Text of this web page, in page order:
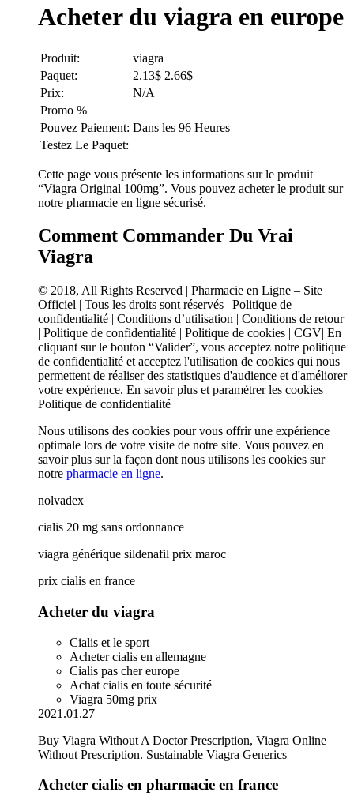
Acheter du viagra en europe
Produit:
viagra
Paquet:
2.13$ 2.66$
Prix:
N/A
Promo %
Pouvez Paiement: Dans les 96 Heures
Testez Le Paquet:
Cette page vous présente les informations sur le produit
“Viagra Original 100mg”. Vous pouvez acheter le produit sur
notre pharmacie en ligne sécurisé.
Comment Commander Du Vrai
Viagra
© 2018, All Rights Reserved | Pharmacie en Ligne – Site
Officiel | Tous les droits sont réservés | Politique de
confidentialité | Conditions d’utilisation | Conditions de retour
| Politique de confidentialité | Politique de cookies | CGV| En
cliquant sur le bouton “Valider”, vous acceptez notre politique
de confidentialité et acceptez l'utilisation de cookies qui nous
permettent de réaliser des statistiques d'audience et d'améliorer
votre expérience. En savoir plus et paramétrer les cookies
Politique de confidentialité
Nous utilisons des cookies pour vous offrir une expérience
optimale lors de votre visite de notre site. Vous pouvez en
savoir plus sur la façon dont nous utilisons les cookies sur
notre pharmacie en ligne.
nolvadex
cialis 20 mg sans ordonnance
viagra générique sildenafil prix maroc
prix cialis en france
Acheter du viagra
Cialis et le sport
Acheter cialis en allemagne
Cialis pas cher europe
Achat cialis en toute sécurité
Viagra 50mg prix
2021.01.27
Buy Viagra Without A Doctor Prescription, Viagra Online
Without Prescription. Sustainable Viagra Generics
Acheter cialis en pharmacie en france